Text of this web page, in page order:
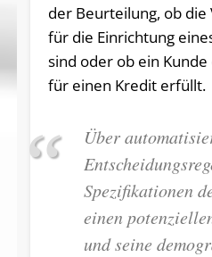
der Beurteilung, ob die
für die Einrichtung
sind oder ob ein
für einen Kredit erfüllt.
Über
Spezifikationen
einen
und seine